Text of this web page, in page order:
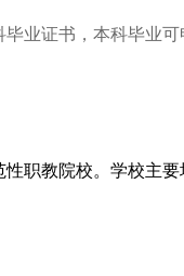
业证书，本科毕业
职教院校。学校主